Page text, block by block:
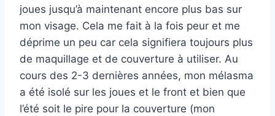
joues jusqu’à maintenant encore plus bas sur
mon visage. Cela me fait à la fois peur et me
déprime un peu car cela signifiera toujours plus
de maquillage et de couverture à utiliser. Au
cours des 2-3 dernières années, mon mélasma
a été isolé sur les joues et le front et bien que
l’été soit le pire pour la couverture (mon